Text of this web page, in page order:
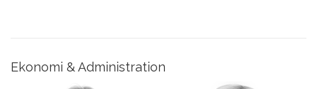
Ekonomi & Administration